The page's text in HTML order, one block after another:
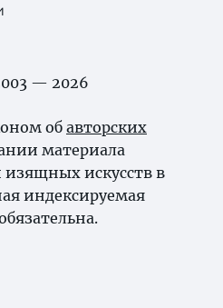
— 2026
об авторских
материала
изящных искусств в
индексируемая